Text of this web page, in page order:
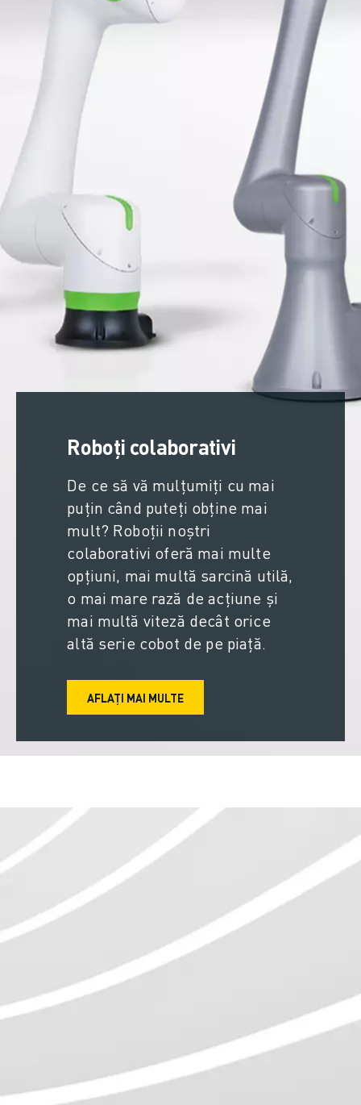
Roboți colaborativi
De ce să vă mulțumiți cu mai
puțin când puteți obține mai
mult? Roboții noștri
colaborativi oferă mai multe
opțiuni, mai multă sarcină utilă,
o mai mare rază de acțiune și
mai multă viteză decât orice
altă serie cobot de pe piață.
AFLAȚI MAI MULTE